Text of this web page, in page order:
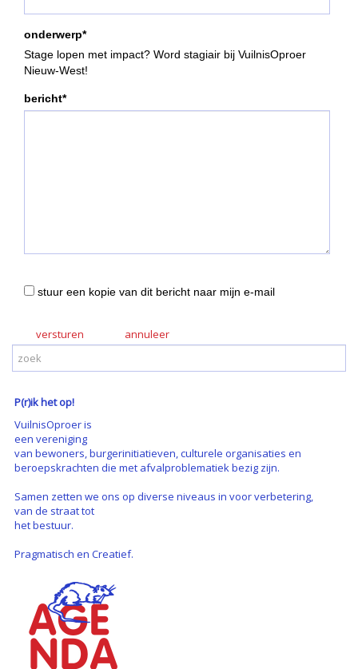
onderwerp*
Stage lopen met impact? Word stagiair bij VuilnisOproer
Nieuw-West!
bericht*
stuur een kopie van dit bericht naar mijn e-mail
versturen
P(r)ik het op!
VuilnisOproer is
een vereniging
van bewoners, burgerinitiatieven, culturele organisaties en
beroepskrachten die met afvalproblematiek bezig zijn.
Samen zetten we ons op diverse niveaus in voor verbetering,
van de straat tot
het bestuur.
Pragmatisch en Creatief.